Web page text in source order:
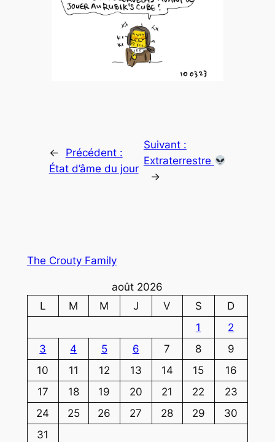
←
Précédent :
État d’âme du jour
Suivant :
Extraterrestre
→
The Crouty Family
août 2026
L
M M J V S
D
1
2
3
4 5 6 7 8
9
10
11 12 13 14 15
16
17
18 19 20 21 22
23
24
25 26 27 28 29
30
31